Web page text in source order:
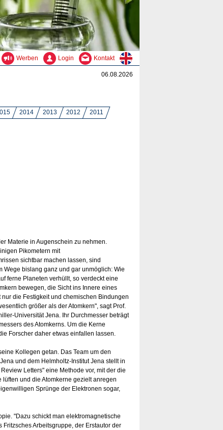
Werben Login Kontakt
06.08.2026
2014 2013 2012
2011
Materie in Augenschein zu nehmen.
Pikometern mit
sichtbar machen lassen, sind
Wege bislang ganz und gar unmöglich: Wie
ferne Planeten verhüllt, so verdeckt eine
bewegen, die Sicht ins Innere eines
die Festigkeit und chemischen Bindungen
größer als der Atomkern", sagt Prof.
Universität Jena. Ihr Durchmesser beträgt
des Atomkerns. Um die Kerne
Forscher daher etwas einfallen lassen.
Kollegen getan. Das Team um den
und dem Helmholtz-Institut Jena stellt in
Letters" eine Methode vor, mit der die
und die Atomkerne gezielt anregen
Sprünge der Elektronen sogar,
"Dazu schickt man elektromagnetische
Arbeitsgruppe, der Erstautor der